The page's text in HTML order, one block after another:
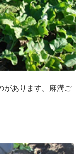
があります。麻溝ご